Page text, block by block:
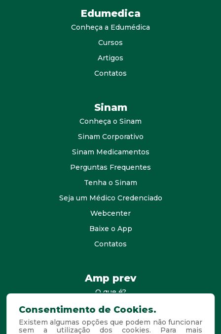
Edumedica
Conheça a Edumédica
Cursos
Artigos
Contatos
Sinam
Conheça o Sinam
Sinam Corporativo
Sinam Medicamentos
Perguntas Frequentes
Tenha o Sinam
Seja um Médico Credenciado
Webcenter
Baixe o App
Contatos
Amp prev
O que é?
consultores
Agende Sua Visita
Consentimento de Cookies.
Existem algumas opções que podem não funcionar
sem a utilização dos cookies. Para mais